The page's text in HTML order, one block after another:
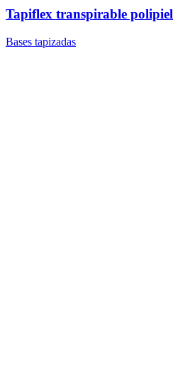
Tapiflex transpirable polipiel
Bases tapizadas